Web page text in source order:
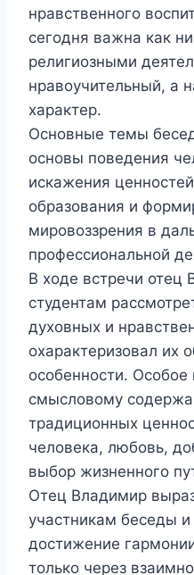
нравственного
сегодня важна как
религиозными
нравоучительный, а
характер.
Основные темы
основы поведения
искажения
образования и
мировоззрения в
профессиональной
В ходе встречи
студентам
духовных и
охарактеризовал их
особенности.
смысловому
традиционных
человека, любовь,
выбор жизненного
Отец Владимир
участникам беседы и
достижение
только через